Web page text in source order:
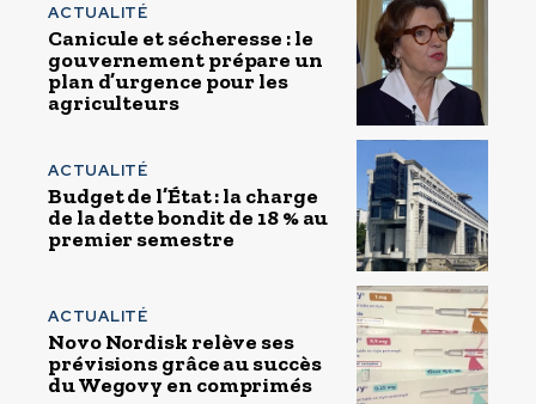
ACTUALITÉ
Canicule et sécheresse : le
gouvernement prépare un
plan d’urgence pour les
agriculteurs
ACTUALITÉ
Budget de l’État : la charge
de la dette bondit de 18 % au
premier semestre
ACTUALITÉ
Novo Nordisk relève ses
prévisions grâce au succès
du Wegovy en comprimés